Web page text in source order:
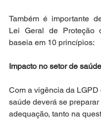
Também é importante
Lei Geral de Proteção
baseia em 10 princípios:
Impacto no setor de saúde
Com a vigência da LGPD
saúde deverá se preparar
adequação, tanto na